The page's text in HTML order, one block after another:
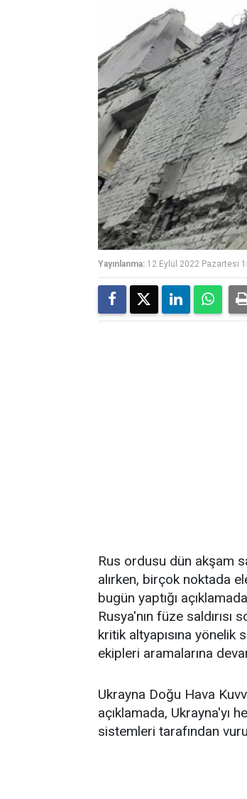
Yayınlanma: 12 Eylül 2022 Pazartesi
Rus ordusu dün akşam
alırken, birçok noktada
bugün yaptığı
Rusya'nın füze
kritik altyapısına yönelik
ekipleri aramalarına
Ukrayna Doğu Hava
açıklamada, Ukrayna'yı
sistemleri tarafından